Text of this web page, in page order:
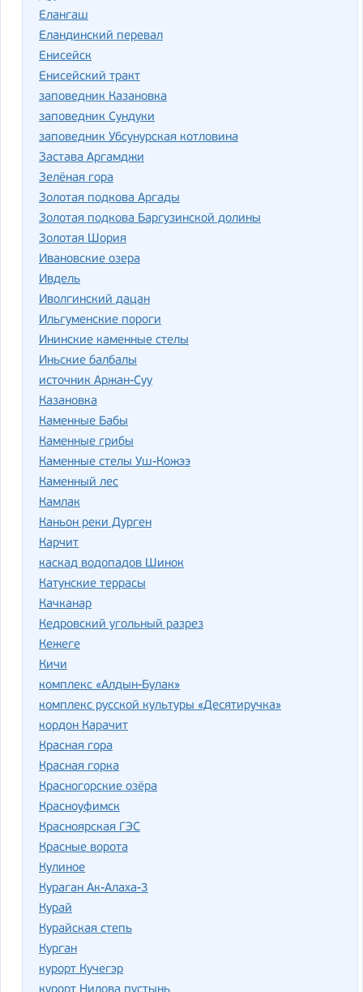
Елангаш
Еландинский перевал
Енисейск
Енисейский тракт
заповедник Казановка
заповедник Сундуки
заповедник Убсунурская котловина
Застава Аргамджи
Зелёная гора
Золотая подкова Аргады
Золотая подкова Баргузинской долины
Золотая Шория
Ивановские озера
Ивдель
Иволгинский дацан
Ильгуменские пороги
Ининские каменные стелы
Иньские балбалы
источник Аржан-Суу
Казановка
Каменные Бабы
Каменные грибы
Каменные стелы Уш-Кожээ
Каменный лес
Камлак
Каньон реки Дурген
Карчит
каскад водопадов Шинок
Катунские террасы
Качканар
Кедровский угольный разрез
Кежеге
Кичи
комплекс «Алдын-Булак»
комплекс русской культуры «Десятиручка»
кордон Карачит
Красная гора
Красная горка
Красногорские озёра
Красноуфимск
Красноярская ГЭС
Красные ворота
Кулиное
Кураган Ак-Алаха-3
Курай
Курайская степь
Курган
курорт Кучегэр